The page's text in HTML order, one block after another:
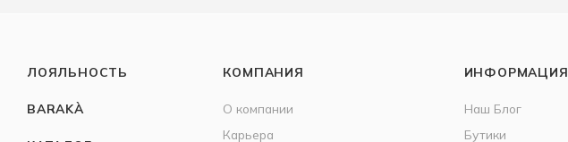
ЛОЯЛЬНОСТЬ
BARAKÀ
КОМПАНИЯ
О компании
Карьера
ИНФОРМАЦИЯ
Наш Блог
Бутики